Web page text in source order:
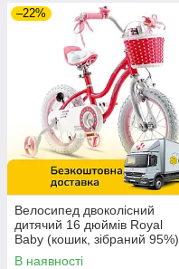
–22%
Велосипед двоколісний
дитячий 16 дюймів Royal
Baby (кошик, зібраний 95%)
Stargirl RB16G-1R Рожевий
В наявності